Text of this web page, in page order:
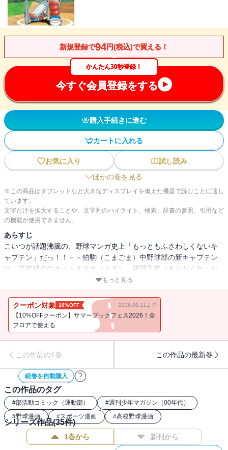
新規登録で94円(税込)で買える！
かんたん30秒登録！
今すぐ会員登録をする
購入手続きに進む
カートに入れる
お気に入り
試し読み
ほかの巻を見る
※この商品はタブレットなど大きなディスプレイを備えた機器で読むことに適し
ています。
文字だけを拡大することや、文字列のハイライト、検索、辞書の参照、引用など
の機能が使用できません。
あらすじ
こいつが話題沸騰の、野球マンガ史上「もっともふさわしくないキ
ャプテン」だっ！！－－狛駒（こまごま）中野球部の新キャプテン
は、万年補欠のネットオタク（！？）、霧隠主将（きりがくれ・か
ずまさ）である。引きこもりの荒療治としてキャプテンに任命され
プテンの本領発揮！掲（かか）げたクラブの目標は、なんと「打っ
て打って打ち勝つチーム」……！？超・中学生級ぶっちぎりの野球
伝説、プレイボール！
もっと見る
クーポン対象 10%OFF 2026.08.11まで
【10%OFFクーポン】サマーブックフェス2026！全
フロアで使える
この作品の1巻 この作品の最新巻
続巻を自動購入
この作品のタグ
#部活動コミック（運動部） #週刊少年マガジン（00年代）
#野球漫画 #スポーツ漫画 #高校野球漫画
シリーズ作品(35件)
1巻から 新刊から